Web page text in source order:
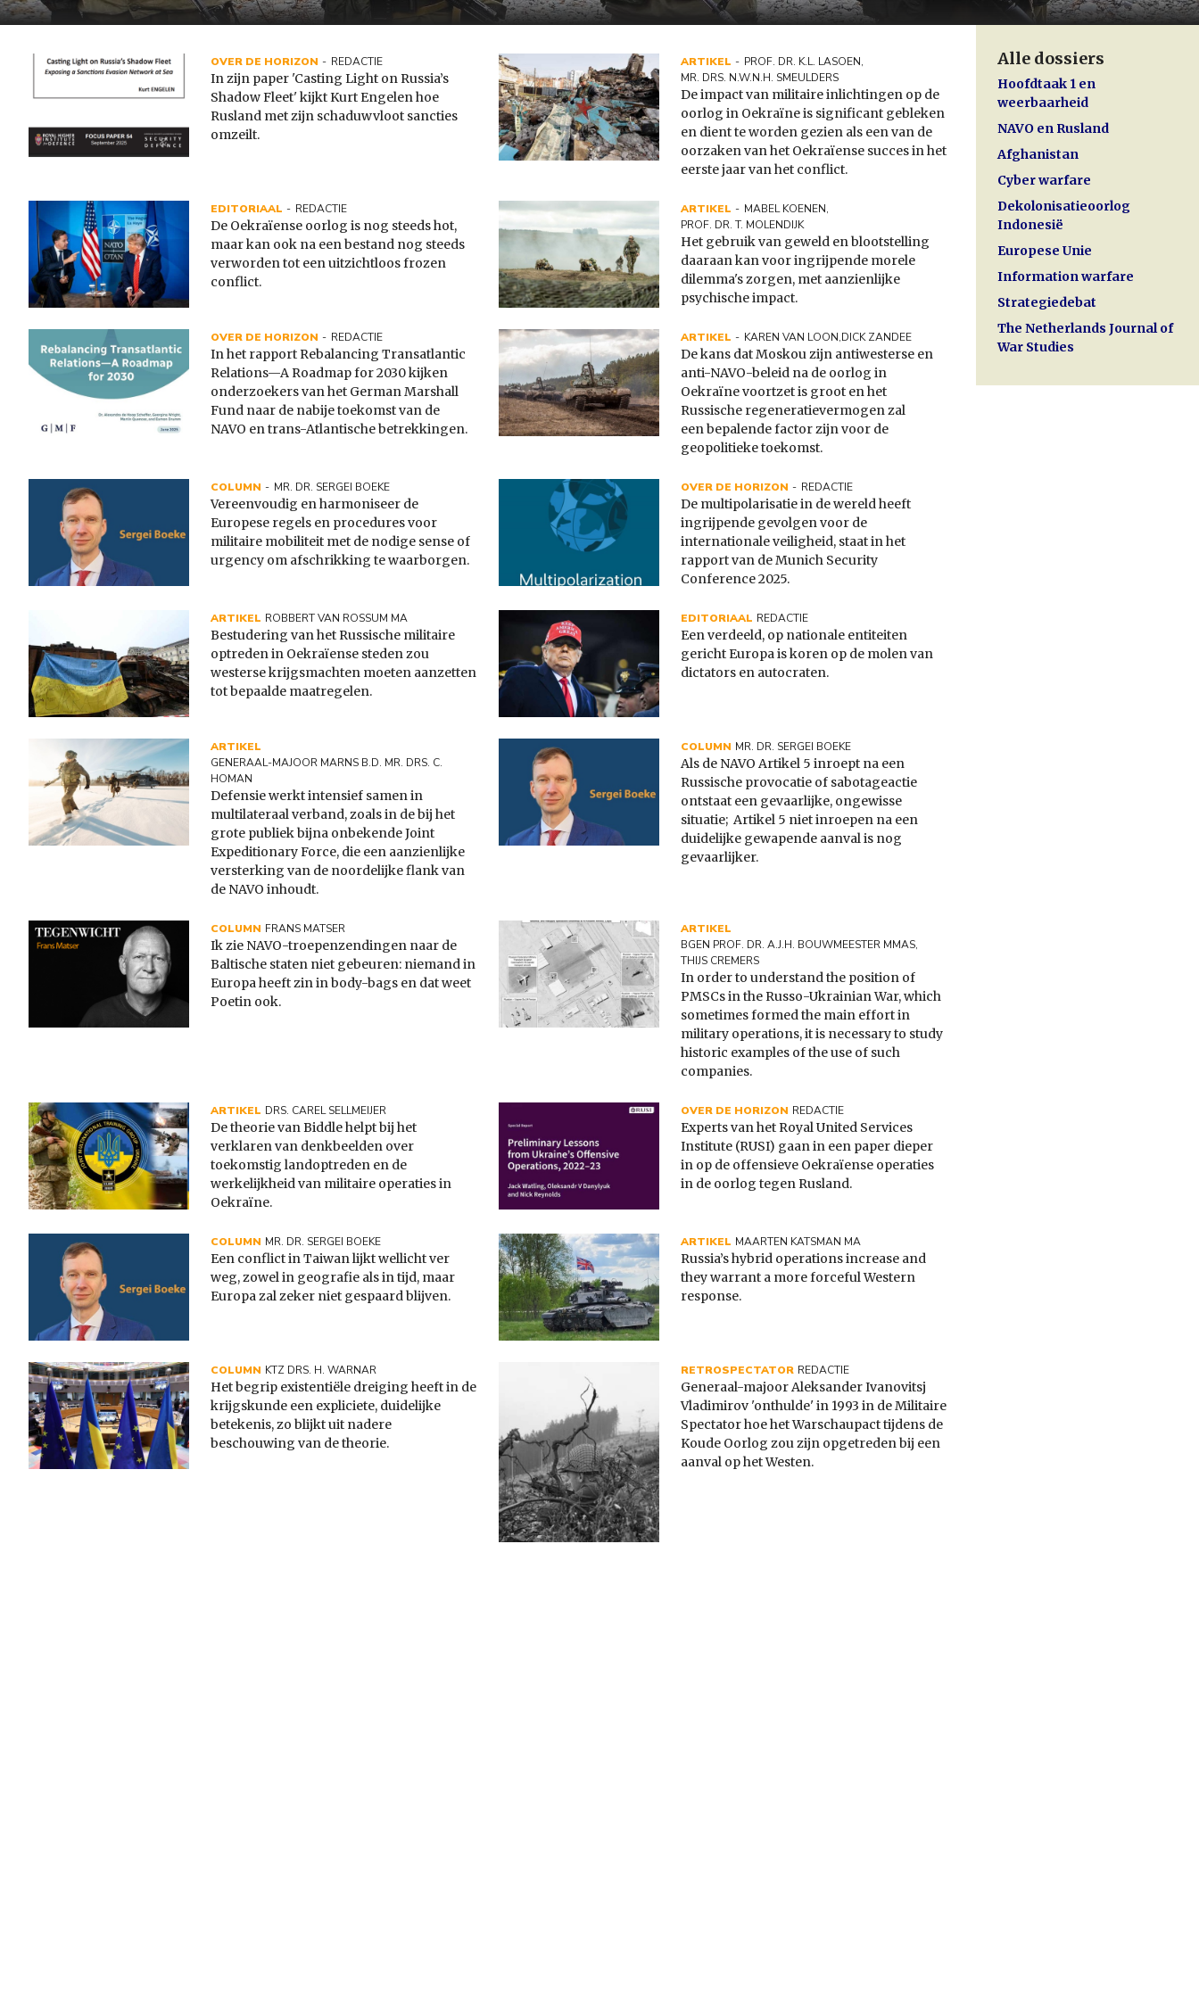
OVER DE HORIZON REDACTIE
In zijn paper 'Casting Light on Russia’s
Shadow Fleet' kijkt Kurt Engelen hoe
Rusland met zijn schaduwvloot sancties
omzeilt.
ARTIKEL PROF. DR. K.L. LASOEN,
MR. DRS. N.W.N.H. SMEULDERS
De impact van militaire inlichtingen op de
oorlog in Oekraïne is significant gebleken
en dient te worden gezien als een van de
oorzaken van het Oekraïense succes in het
eerste jaar van het conflict.
EDITORIAAL REDACTIE
De Oekraïense oorlog is nog steeds hot,
maar kan ook na een bestand nog steeds
verworden tot een uitzichtloos frozen
conflict.
ARTIKEL MABEL KOENEN,
PROF. DR. T. MOLENDIJK
Het gebruik van geweld en blootstelling
daaraan kan voor ingrijpende morele
dilemma's zorgen, met aanzienlijke
psychische impact.
OVER DE HORIZON REDACTIE
In het rapport Rebalancing Transatlantic
Relations—A Roadmap for 2030 kijken
onderzoekers van het German Marshall
Fund naar de nabije toekomst van de
NAVO en trans-Atlantische betrekkingen.
ARTIKEL KAREN VAN LOON,DICK ZANDEE
De kans dat Moskou zijn antiwesterse en
anti-NAVO-beleid na de oorlog in
Oekraïne voortzet is groot en het
Russische regeneratievermogen zal
een bepalende factor zijn voor de
geopolitieke toekomst.
COLUMN MR. DR. SERGEI BOEKE
Vereenvoudig en harmoniseer de
Europese regels en procedures voor
militaire mobiliteit met de nodige sense of
urgency om afschrikking te waarborgen.
OVER DE HORIZON REDACTIE
De multipolarisatie in de wereld heeft
ingrijpende gevolgen voor de
internationale veiligheid, staat in het
rapport van de Munich Security
Conference 2025.
ARTIKEL ROBBERT VAN ROSSUM MA
Bestudering van het Russische militaire
optreden in Oekraïense steden zou
westerse krijgsmachten moeten aanzetten
tot bepaalde maatregelen.
EDITORIAAL REDACTIE
Een verdeeld, op nationale entiteiten
gericht Europa is koren op de molen van
dictators en autocraten.
ARTIKEL
GENERAAL-MAJOOR MARNS B.D. MR. DRS. C.
HOMAN
Defensie werkt intensief samen in
multilateraal verband, zoals in de bij het
grote publiek bijna onbekende Joint
Expeditionary Force, die een aanzienlijke
versterking van de noordelijke flank van
de NAVO inhoudt.
COLUMN MR. DR. SERGEI BOEKE
Als de NAVO Artikel 5 inroept na een
Russische provocatie of sabotageactie
ontstaat een gevaarlijke, ongewisse
situatie; Artikel 5 niet inroepen na een
duidelijke gewapende aanval is nog
gevaarlijker.
COLUMN FRANS MATSER
Ik zie NAVO-troepenzendingen naar de
Baltische staten niet gebeuren: niemand in
Europa heeft zin in body-bags en dat weet
Poetin ook.
ARTIKEL
BGEN PROF. DR. A.J.H. BOUWMEESTER MMAS,
THIJS CREMERS
In order to understand the position of
PMSCs in the Russo-Ukrainian War, which
sometimes formed the main effort in
military operations, it is necessary to study
historic examples of the use of such
companies.
ARTIKEL DRS. CAREL SELLMEIJER
De theorie van Biddle helpt bij het
verklaren van denkbeelden over
toekomstig landoptreden en de
werkelijkheid van militaire operaties in
Oekraïne.
OVER DE HORIZON REDACTIE
Experts van het Royal United Services
Institute (RUSI) gaan in een paper dieper
in op de offensieve Oekraïense operaties
in de oorlog tegen Rusland.
COLUMN MR. DR. SERGEI BOEKE
Een conflict in Taiwan lijkt wellicht ver
weg, zowel in geografie als in tijd, maar
Europa zal zeker niet gespaard blijven.
ARTIKEL MAARTEN KATSMAN MA
Russia’s hybrid operations increase and
they warrant a more forceful Western
response.
COLUMN KTZ DRS. H. WARNAR
Het begrip existentiële dreiging heeft in de
krijgskunde een expliciete, duidelijke
betekenis, zo blijkt uit nadere
beschouwing van de theorie.
RETROSPECTATOR REDACTIE
Generaal-majoor Aleksander Ivanovitsj
Vladimirov 'onthulde' in 1993 in de Militaire
Spectator hoe het Warschaupact tijdens de
Koude Oorlog zou zijn opgetreden bij een
aanval op het Westen.
Alle dossiers
Hoofdtaak 1 en
weerbaarheid
NAVO en Rusland
Afghanistan
Cyber warfare
Dekolonisatieoorlog
Indonesië
Europese Unie
Information warfare
Strategiedebat
The Netherlands Journal of
War Studies